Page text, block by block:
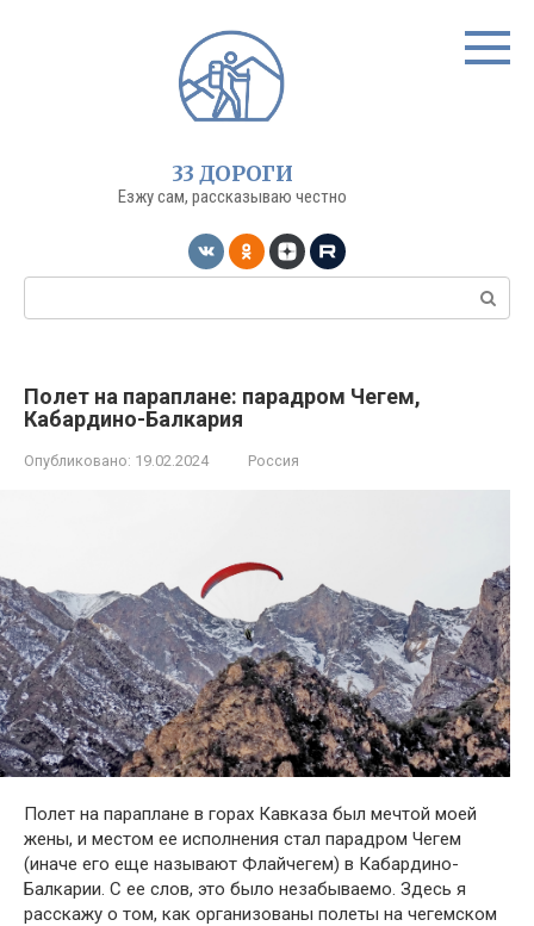
33 ДОРОГИ
Езжу сам, рассказываю честно
Поиск:
Полет на параплане: парадром Чегем,
Кабардино-Балкария
Опубликовано: 19.02.2024 Россия
Полет на параплане в горах Кавказа был мечтой моей
жены, и местом ее исполнения стал парадром Чегем
(иначе его еще называют Флайчегем) в Кабардино-
Балкарии. С ее слов, это было незабываемо. Здесь я
расскажу о том, как организованы полеты на чегемском